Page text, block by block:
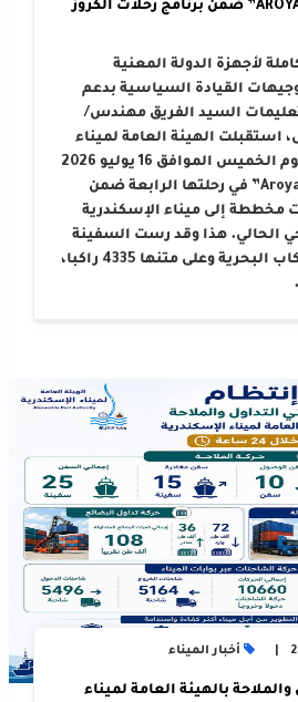
للسفينة السياحية “AROYA” ضمن برنامج رحلات الكروز
لأجهزة الدولة المعنية
القيادة السياسية بدعم
السيد الفريق مهندس/
استقبلت الهيئة العامة لميناء
الإسكندرية صباح اليوم الخميس الموافق 16 يوليو 2026
السفينة السياحية “Aroya” في رحلتها الرابعة ضمن
10 رحلات مخططة إلى ميناء الإسكندرية
الحالي. هذا وقد رست السفينة
على أرصفة محطة الركاب البحرية وعلى متنها 4335 راكبا،
أخبار الميناء
بالهيئة العامة لميناء